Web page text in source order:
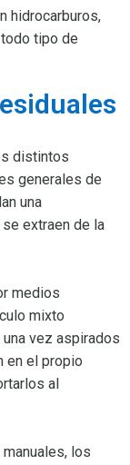
hidrocarburos,
tipo de
distintos
generales de
una
extraen de la
medios
mixto
vez aspirados
en el propio
al
los